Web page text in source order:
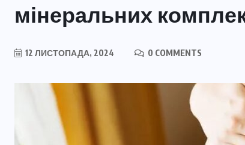
мінеральних
12 ЛИСТОПАДА, 2024 0 COMMENTS